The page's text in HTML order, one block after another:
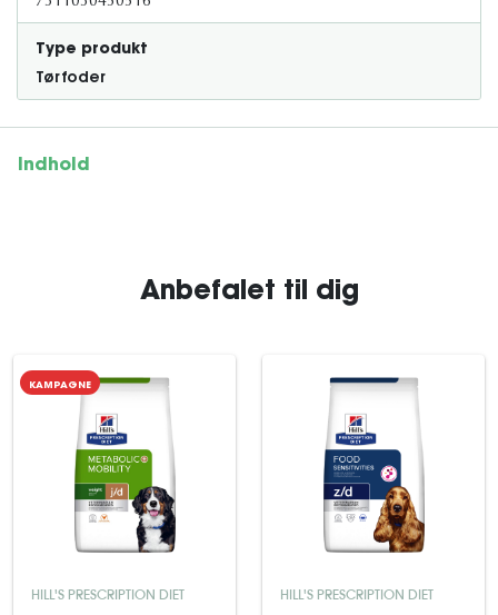
Type produkt
Tørfoder
Indhold
Anbefalet til dig
KAMPAGNE
HILL'S PRESCRIPTION DIET HILL'S PRESCRIPTION DIET